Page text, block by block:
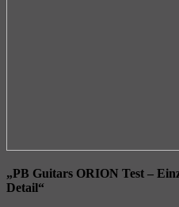
„PB Guitars ORION Test –
Detail“